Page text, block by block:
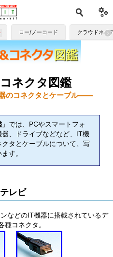
ロー/ノーコード クラウドネイ
ネクタ図鑑
のコネクタとケーブル――
」では、PCやスマートフォ
、ドライブなどなど、IT機
タとケーブルについて、写
す。
レビ
などのIT機器に搭載されているデ
種コネクタ。